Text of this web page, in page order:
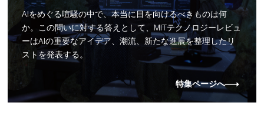
AIをめぐる喧騒の中で、本当に目を向けるべきものは何
か。この問いに対する答えとして、MITテクノロジーレビュ
ーはAIの重要なアイデア、潮流、新たな進展を整理したリ
ストを発表する。
特集ページへ